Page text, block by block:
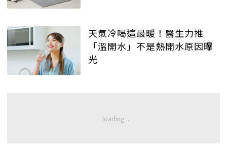
天氣冷喝這最暖！醫生力推
「溫開水」不是熱開水原因曝
光